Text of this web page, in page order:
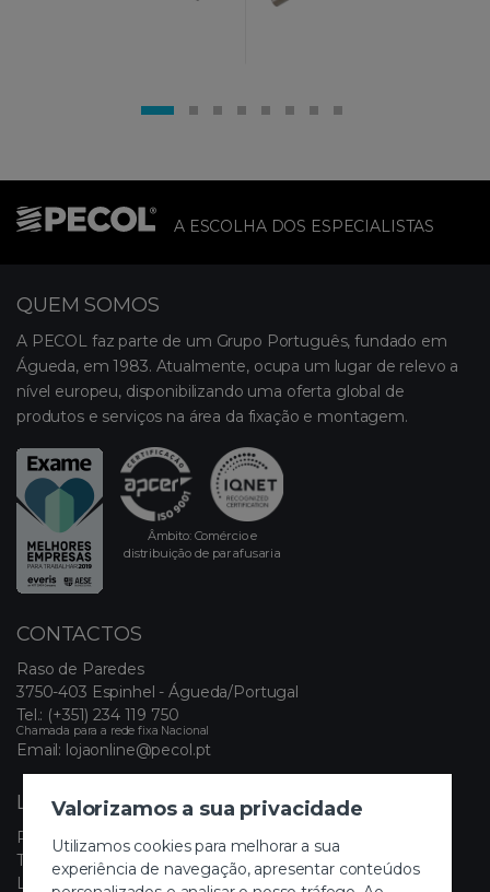
Valorizamos a sua privacidade
Utilizamos cookies para melhorar a sua
experiência de navegação, apresentar conteúdos
A ESCOLHA DOS ESPECIALISTAS
QUEM SOMOS
A PECOL faz parte de um Grupo Português, fundado em
Águeda, em 1983. Atualmente, ocupa um lugar de relevo a
nível europeu, disponibilizando uma oferta global de
produtos e serviços na área da fixação e montagem.
Âmbito: Comércio e
distribuição de parafusaria
CONTACTOS
Raso de Paredes
3750-403 Espinhel - Águeda/Portugal
Tel.: (+351) 234 119 750
Chamada para a rede fixa Nacional
Email: lojaonline@pecol.pt
LINKS ÚTEIS
Política de Privacidade
Termos e Condições
Livro de Reclamações Eletrónico